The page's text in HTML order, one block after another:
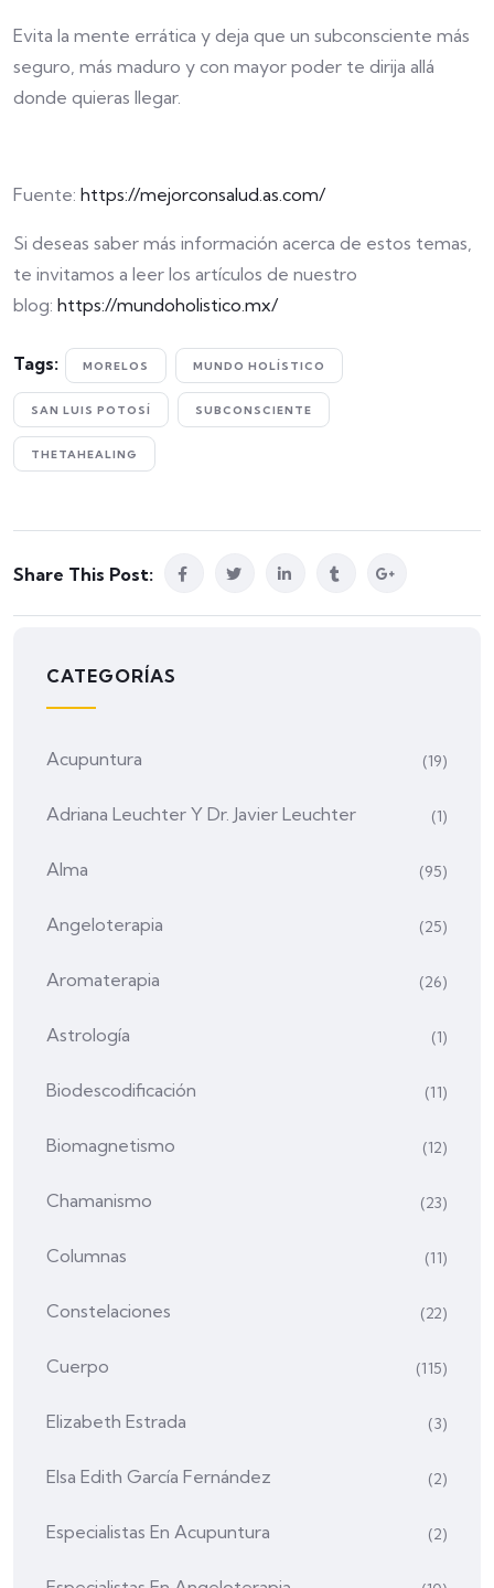
Evita la mente errática y deja que un subconsciente más
seguro, más maduro y con mayor poder te dirija allá
donde quieras llegar.
Fuente: https://mejorconsalud.as.com/
Si deseas saber más información acerca de estos temas,
te invitamos a leer los artículos de nuestro
blog: https://mundoholistico.mx/
Tags: MORELOS MUNDO HOLÍSTICO
SAN LUIS POTOSÍ SUBCONSCIENTE
THETAHEALING
Share This Post:
CATEGORÍAS
Acupuntura (19)
Adriana Leuchter Y Dr. Javier Leuchter (1)
Alma (95)
Angeloterapia (25)
Aromaterapia (26)
Astrología (1)
Biodescodificación (11)
Biomagnetismo (12)
Chamanismo (23)
Columnas (11)
Constelaciones (22)
Cuerpo (115)
Elizabeth Estrada (3)
Elsa Edith García Fernández (2)
Especialistas En Acupuntura (2)